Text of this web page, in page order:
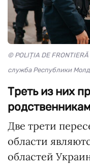
© POLIȚIA DE
служба Республики
Треть из них
Две трети
области
областей